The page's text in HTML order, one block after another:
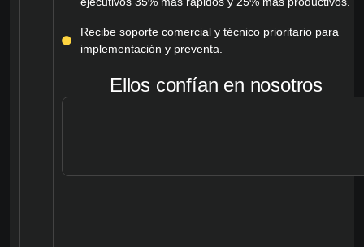
Recibe soporte comercial y técnico prioritario para
implementación y preventa.
Ellos confían en nosotros